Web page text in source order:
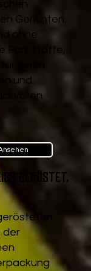
Gerichten.
ohne
Farbstoffe,
einen
und
geröstet,
der